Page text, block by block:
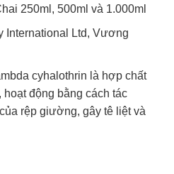
250ml, 500ml và 1.000ml
International Ltd, Vương
cyhalothrin là hợp chất
động bằng cách tác
rệp giường, gây tê liệt và